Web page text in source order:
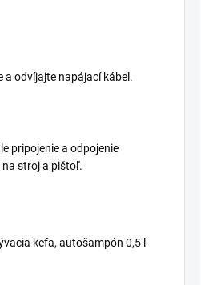
a odvíjajte napájací kábel.
pripojenie a odpojenie
stroj a pištoľ.
kefa, autošampón 0,5 l